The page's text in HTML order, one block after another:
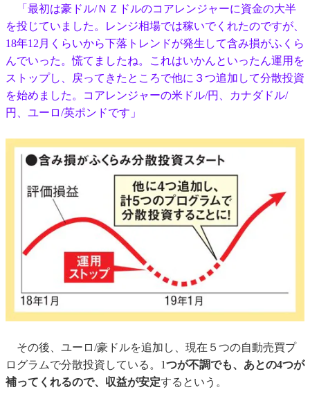
「最初は豪ドル/ＮＺドルのコアレンジャーに資金の大半
を投じていました。レンジ相場では稼いでくれたのですが、
18年12月くらいから下落トレンドが発生して含み損がふくら
んでいった。慌てましたね。これはいかんといったん運用を
ストップし、戻ってきたところで他に３つ追加して分散投資
を始めました。コアレンジャーの米ドル/円、カナダドル/
円、ユーロ/英ポンドです」
その後、ユーロ/豪ドルを追加し、現在５つの自動売買プ
ログラムで分散投資している。1つが不調でも、あとの4つが
補ってくれるので、収益が安定するという。